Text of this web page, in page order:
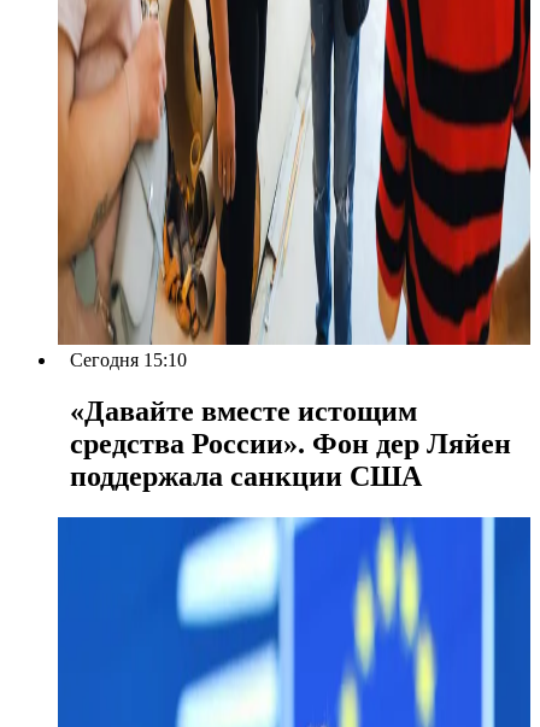
Сегодня 15:10
«Давайте вместе истощим
средства России». Фон дер Ляйен
поддержала санкции США